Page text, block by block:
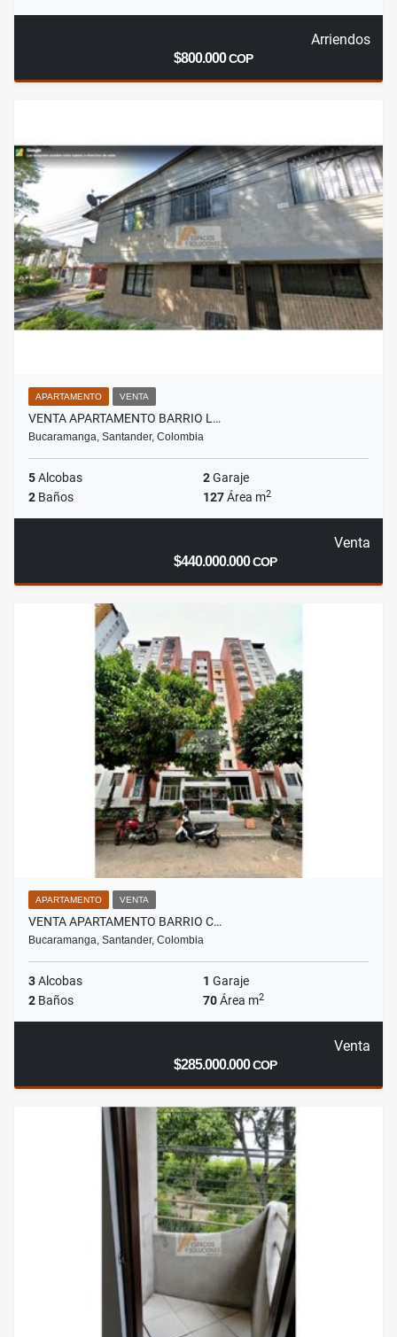
Arriendos
$800.000COP
APARTAMENTO VENTA
VENTA APARTAMENTO BARRIO L…
Bucaramanga, Santander, Colombia
5Alcobas 2Garaje
2 Baños 127Área m2
Venta
$440.000.000COP
APARTAMENTO VENTA
VENTA APARTAMENTO BARRIO C…
Bucaramanga, Santander, Colombia
3Alcobas 1 Garaje
2 Baños 70Área m2
Venta
$285.000.000COP